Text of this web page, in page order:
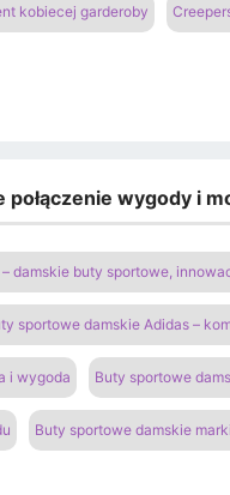
kobiecej garderoby
wygody i
– damskie buty sportowe,
sportowe damskie Adidas –
i wygoda Buty sportowe
Buty sportowe damskie